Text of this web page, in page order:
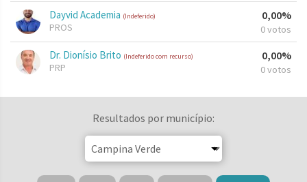
Dayvid Academia (Indeferido)
PROS
0,00%
0 votos
Dr. Dionísio Brito (Indeferido com recurso)
PRP
0,00%
0 votos
Resultados por município: